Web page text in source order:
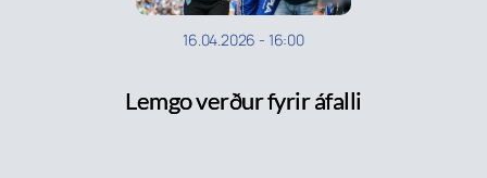
16.04.2026 - 16:00
Lemgo verður fyrir áfalli